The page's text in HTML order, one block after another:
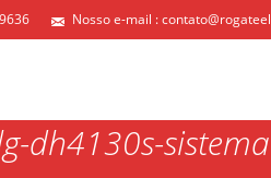
Nosso e-mail :
dh4130s-sistema